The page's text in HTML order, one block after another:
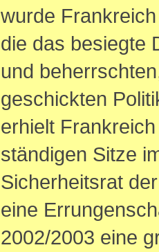
wurde
die das besiegte
und
geschickten
erhielt
ständigen Sitze
Sicherheitsrat
eine
2002/2003 eine